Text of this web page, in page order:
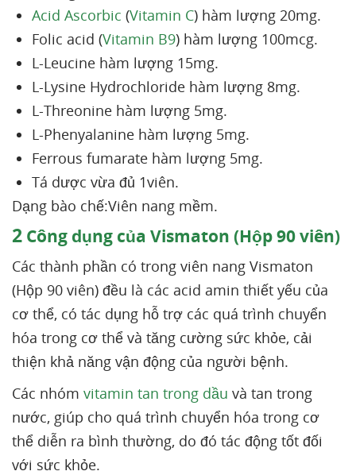
Acid Ascorbic (Vitamin C) hàm lượng 20mg.
Folic acid (Vitamin B9) hàm lượng 100mcg.
L-Leucine hàm lượng 15mg.
L-Lysine Hydrochloride hàm lượng 8mg.
L-Threonine hàm lượng 5mg.
L-Phenyalanine hàm lượng 5mg.
Ferrous fumarate hàm lượng 5mg.
Tá dược vừa đủ 1viên.
Dạng bào chế:Viên nang mềm.
2 Công dụng của Vismaton (Hộp 90 viên)
Các thành phần có trong viên nang Vismaton
(Hộp 90 viên) đều là các acid amin thiết yếu của
cơ thể, có tác dụng hỗ trợ các quá trình chuyển
hóa trong cơ thể và tăng cường sức khỏe, cải
thiện khả năng vận động của người bệnh.
Các nhóm vitamin tan trong dầu và tan trong
nước, giúp cho quá trình chuyển hóa trong cơ
thể diễn ra bình thường, do đó tác động tốt đối
với sức khỏe.